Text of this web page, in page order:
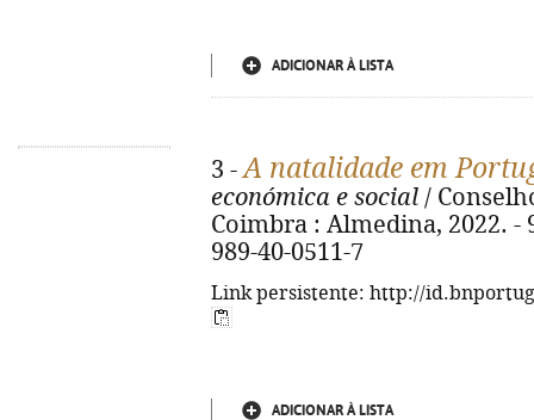
ADICIONAR À LISTA
3 -A natalidade em
económica e social /
Coimbra : Almedina, 2022. -
989-40-0511-7
Link persistente: http://
ADICIONAR À LISTA